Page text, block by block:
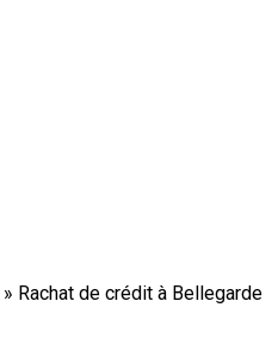
» Rachat de crédit à Bellegarde